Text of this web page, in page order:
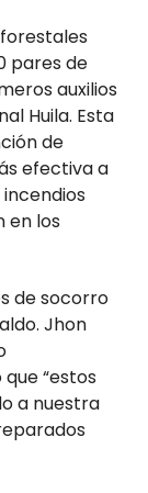
pares de
auxilios
Huila. Esta
de
efectiva a
en los
de socorro
Jhon
“estos
a nuestra